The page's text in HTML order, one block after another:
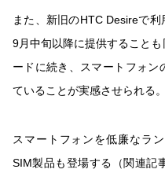
また、新旧のHTC Desireで利
9月中旬以降に提供すること
ードに続き、スマートフォン
ていることが実感させられる。
スマートフォンを低廉なラ
SIM製品も登場する（関連記